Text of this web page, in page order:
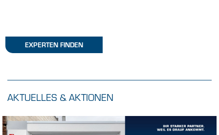
EXPERTEN FINDEN
AKTUELLES & AKTIONEN